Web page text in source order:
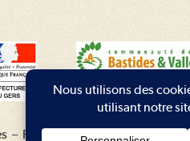
– Plan du site– Contact